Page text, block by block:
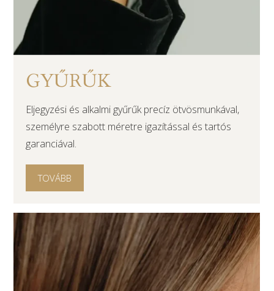
GYŰRŰK
Eljegyzési és alkalmi gyűrűk precíz ötvösmunkával,
személyre szabott méretre igazítással és tartós
garanciával.
TOVÁBB